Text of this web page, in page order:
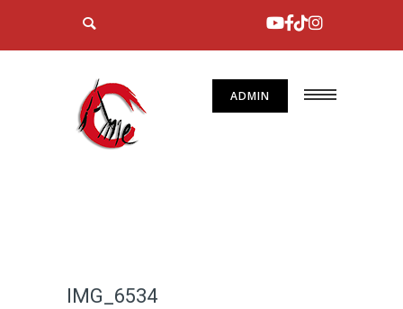
ADMIN
IMG_6534